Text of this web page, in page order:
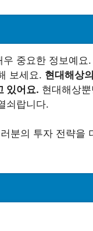
중요한 정보예요
보세요. 현대해상
있어요. 현대해상
쇠랍니다.
분의 투자 전략을